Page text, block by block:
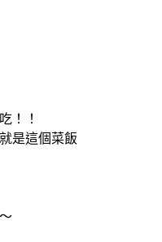
！！
是這個菜飯